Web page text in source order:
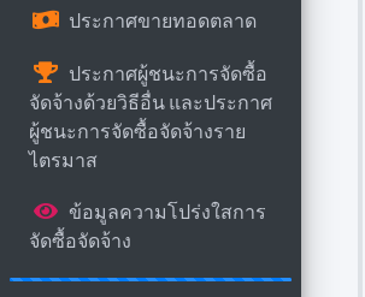
ประกาศขายทอดตลาด
ประกาศผู้ชนะการจัดซื้อ
จัดจ้างด้วยวิธีอื่น และประกาศ
ผู้ชนะการจัดซื้อจัดจ้างราย
ไตรมาส
ข้อมูลความโปร่งใสการ
จัดซื้อจัดจ้าง